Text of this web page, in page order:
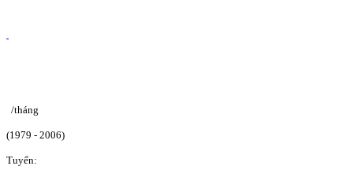
/tháng
(1979 - 2006)
Tuyển: